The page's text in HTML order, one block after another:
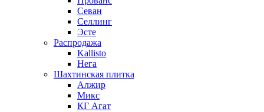
Севан
Селлинг
Эсте
Распродажа
Kallisto
Нега
Шахтинская плитка
Алжир
Микс
КГ Агат